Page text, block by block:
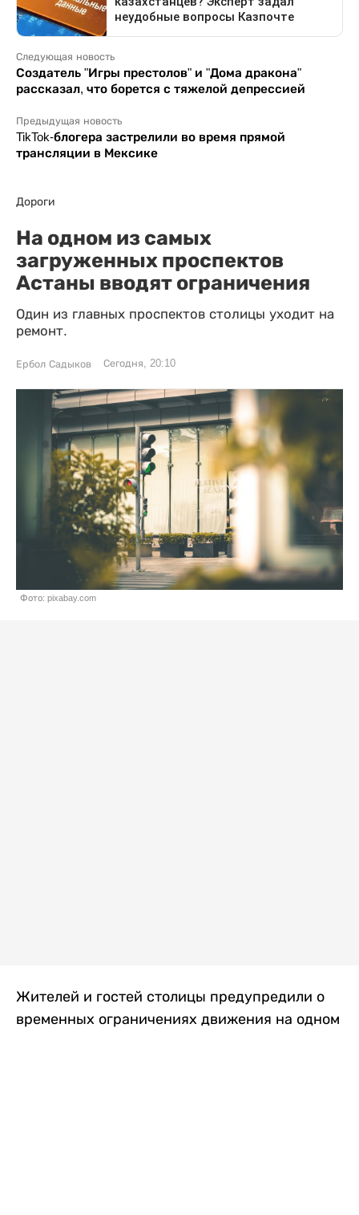
Следующая новость
Создатель "Игры престолов" и "Дома дракона"
рассказал, что борется с тяжелой депрессией
Предыдущая новость
TikTok-блогера застрелили во время прямой
трансляции в Мексике
Дороги
На одном из самых
загруженных проспектов
Астаны вводят ограничения
Один из главных проспектов столицы уходит на
ремонт.
Ербол Садыков Сегодня, 20:10
Фото: pixabay.com
Жителей и гостей столицы предупредили о
временных ограничениях движения на одном